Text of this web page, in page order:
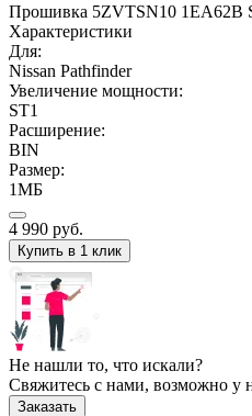
Прошивка 5ZVTSN10 1EA62B
Характеристики
Для:
Nissan Pathfinder
Увеличение мощности:
ST1
Расширение:
BIN
Размер:
1МБ
4 990 руб.
Купить в 1 клик
Не нашли то, что искали?
Свяжитесь с нами, возможно у
Заказать